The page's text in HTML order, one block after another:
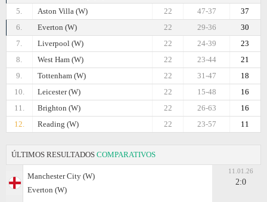
5.
Aston Villa (W) 37
47-37
22
6.
Everton (W) 30
29-36
22
7.
Liverpool (W) 23
24-39
22
8.
West Ham (W) 21
23-44
22
9.
Tottenham (W) 18
31-47
22
10.
Leicester (W) 16
15-48
22
11.
Brighton (W) 16
26-63
22
12.
Reading (W) 11
23-57
22
ÚLTIMOS RESULTADOS COMPARATIVOS
Manchester City (W)
Everton (W)
11.01.26
2:0